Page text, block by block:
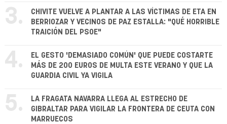
3.
CHIVITE VUELVE A PLANTAR A LAS VÍCTIMAS DE ETA EN
BERRIOZAR Y VECINOS DE PAZ ESTALLA: "QUÉ HORRIBLE
TRAICIÓN DEL PSOE"
4.
EL GESTO 'DEMASIADO COMÚN' QUE PUEDE COSTARTE
MÁS DE 200 EUROS DE MULTA ESTE VERANO Y QUE LA
GUARDIA CIVIL YA VIGILA
5.
LA FRAGATA NAVARRA LLEGA AL ESTRECHO DE
GIBRALTAR PARA VIGILAR LA FRONTERA DE CEUTA CON
MARRUECOS